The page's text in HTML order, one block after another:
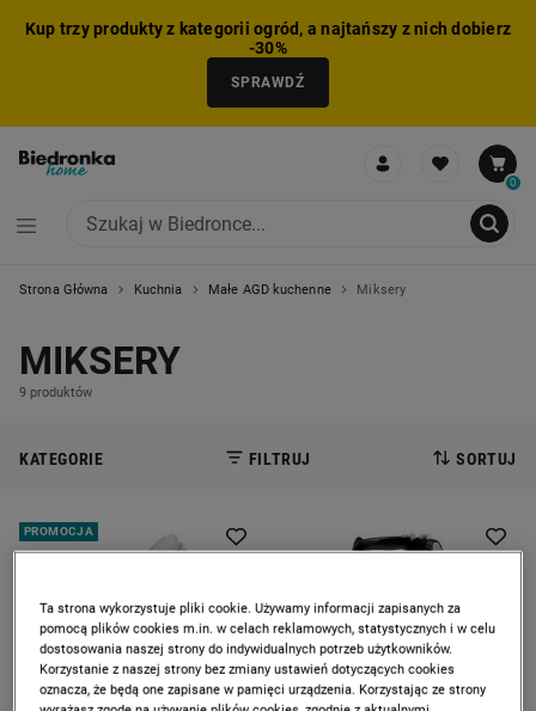
Kup trzy produkty z kategorii ogród, a najtańszy z nich dobierz
-30%
SPRAWDŹ
0
Strona Główna Kuchnia Małe AGD kuchenne Miksery
MIKSERY
9 produktów
KATEGORIE FILTRUJ SORTUJ
PROMOCJA
Ta strona wykorzystuje pliki cookie. Używamy informacji zapisanych za
pomocą plików cookies m.in. w celach reklamowych, statystycznych i w celu
dostosowania naszej strony do indywidualnych potrzeb użytkowników.
Korzystanie z naszej strony bez zmiany ustawień dotyczących cookies
oznacza, że będą one zapisane w pamięci urządzenia. Korzystając ze strony